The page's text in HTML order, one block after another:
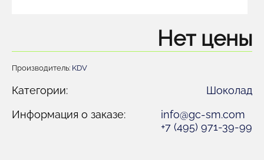
Нет цены
Производитель: KDV
Категории:
Шоколад
Информация о заказе:
info@gc-sm.com
+7 (495) 971-39-99